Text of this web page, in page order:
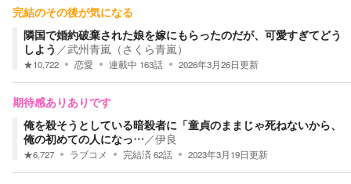
完結のその後が気になる
隣国で婚約破棄された娘を嫁にもらったのだが、可愛すぎてどう
しよう ／武州青嵐（さくら青嵐）
★10,722 恋愛 連載中 163話 2026年3月26日更新
期待感ありありです
俺を殺そうとしている暗殺者に「童貞のままじゃ死ねないから、
俺の初めての人になっ…／伊良
★6,727 ラブコメ 完結済62話 2023年3月19日更新